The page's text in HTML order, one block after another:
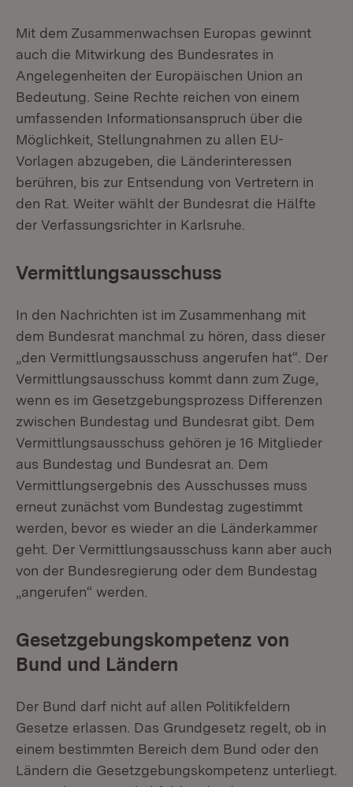
Mit dem Zusammenwachsen Europas gewinnt
auch die Mitwirkung des Bundesrates in
Angelegenheiten der Europäischen Union an
Bedeutung. Seine Rechte reichen von einem
umfassenden Informationsanspruch über die
Möglichkeit, Stellungnahmen zu allen EU-
Vorlagen abzugeben, die Länderinteressen
berühren, bis zur Entsendung von Vertretern in
den Rat. Weiter wählt der Bundesrat die Hälfte
der Verfassungsrichter in Karlsruhe.
Vermittlungsausschuss
In den Nachrichten ist im Zusammenhang mit
dem Bundesrat manchmal zu hören, dass dieser
„den Vermittlungsausschuss angerufen hat“. Der
Vermittlungsausschuss kommt dann zum Zuge,
wenn es im Gesetzgebungsprozess Differenzen
zwischen Bundestag und Bundesrat gibt. Dem
Vermittlungsausschuss gehören je 16 Mitglieder
aus Bundestag und Bundesrat an. Dem
Vermittlungsergebnis des Ausschusses muss
erneut zunächst vom Bundestag zugestimmt
werden, bevor es wieder an die Länderkammer
geht. Der Vermittlungsausschuss kann aber auch
von der Bundesregierung oder dem Bundestag
„angerufen“ werden.
Gesetzgebungskompetenz von
Bund und Ländern
Der Bund darf nicht auf allen Politikfeldern
Gesetze erlassen. Das Grundgesetz regelt, ob in
einem bestimmten Bereich dem Bund oder den
Ländern die Gesetzgebungskompetenz unterliegt.